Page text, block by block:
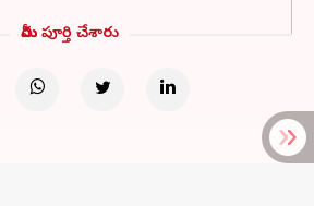
మీరు పూర్తి చేశారు